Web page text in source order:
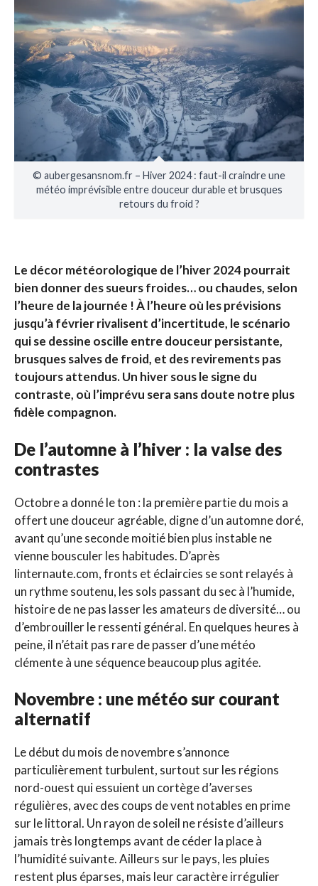
© aubergesansnom.fr – Hiver 2024 : faut-il craindre une
météo imprévisible entre douceur durable et brusques
retours du froid ?
Le décor météorologique de l’hiver 2024 pourrait
bien donner des sueurs froides… ou chaudes, selon
l’heure de la journée ! À l’heure où les prévisions
jusqu’à février rivalisent d’incertitude, le scénario
qui se dessine oscille entre douceur persistante,
brusques salves de froid, et des revirements pas
toujours attendus. Un hiver sous le signe du
contraste, où l’imprévu sera sans doute notre plus
fidèle compagnon.
De l’automne à l’hiver : la valse des
contrastes
Octobre a donné le ton : la première partie du mois a
offert une douceur agréable, digne d’un automne doré,
avant qu’une seconde moitié bien plus instable ne
vienne bousculer les habitudes. D’après
linternaute.com, fronts et éclaircies se sont relayés à
un rythme soutenu, les sols passant du sec à l’humide,
histoire de ne pas lasser les amateurs de diversité… ou
d’embrouiller le ressenti général. En quelques heures à
peine, il n’était pas rare de passer d’une météo
clémente à une séquence beaucoup plus agitée.
Novembre : une météo sur courant
alternatif
Le début du mois de novembre s’annonce
particulièrement turbulent, surtout sur les régions
nord-ouest qui essuient un cortège d’averses
régulières, avec des coups de vent notables en prime
sur le littoral. Un rayon de soleil ne résiste d’ailleurs
jamais très longtemps avant de céder la place à
l’humidité suivante. Ailleurs sur le pays, les pluies
restent plus éparses, mais leur caractère irrégulier